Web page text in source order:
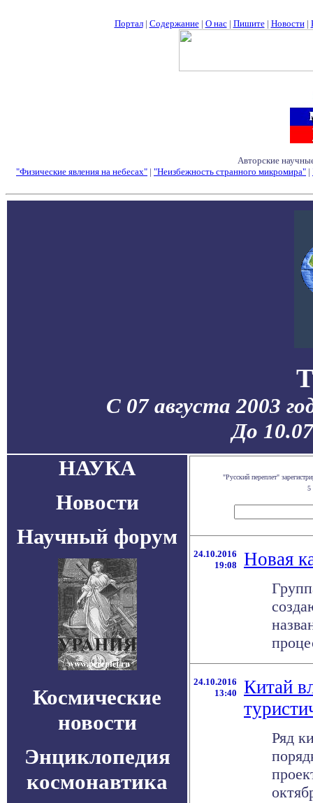
Портал| Содержание| О нас| Пишите| Новости|
Авторские
"Физические явления на небесах" | "Неизбежность странного микромира" |
С 07 августа 2003
До
НАУКА
Новости
Научный форум
Космические
новости
Энциклопедия
космонавтика
"Русский переплет"
5
24.10.2016
19:08
Новая
24.10.2016
13:40
Китай
Ряд